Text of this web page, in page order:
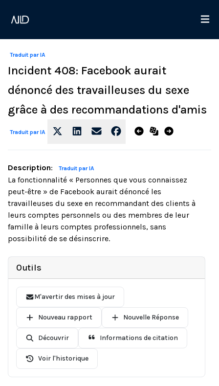
Traduit par IA
Incident 408: Facebook aurait
dénoncé des travailleuses du sexe
grâce à des recommandations d'amis
Traduit par IA
Description: Traduit par IA
La fonctionnalité « Personnes que vous connaissez
peut-être » de Facebook aurait dénoncé les
travailleuses du sexe en recommandant des clients à
leurs comptes personnels ou des membres de leur
famille à leurs comptes professionnels, sans
possibilité de se désinscrire.
Outils
M'avertir des mises à jour
Nouveau rapport Nouvelle Réponse
Découvrir Informations de citation
Voir l'historique